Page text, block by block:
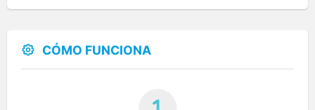
CÓMO FUNCIONA